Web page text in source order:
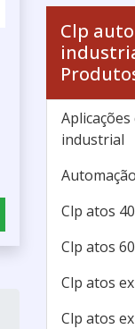
Clp
industrial
Clp atos
Clp atos
Clp atos
Clp atos